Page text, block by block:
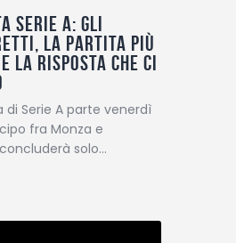
Serie A: gli
la partita più
la risposta che ci
di Serie A parte venerdì
fra Monza e
solo…